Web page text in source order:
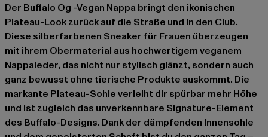
Der Buffalo Og -Vegan Nappa bringt den ikonischen
Plateau-Look zurück auf die Straße und in den Club.
Diese silberfarbenen Sneaker für Frauen überzeugen
mit ihrem Obermaterial aus hochwertigem veganem
Nappaleder, das nicht nur stylisch glänzt, sondern auch
ganz bewusst ohne tierische Produkte auskommt. Die
markante Plateau-Sohle verleiht dir spürbar mehr Höhe
und ist zugleich das unverkennbare Signature-Element
des Buffalo-Designs. Dank der dämpfenden Innensohle